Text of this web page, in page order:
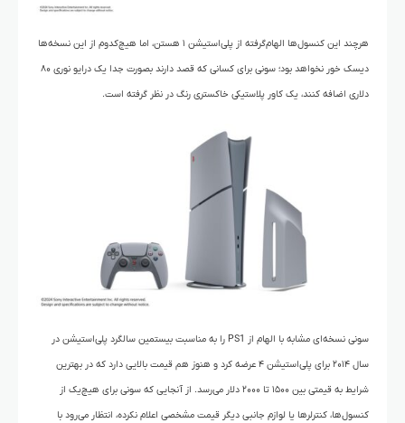
هرچند این کنسول‌ها الهام‌گرفته از پلی‌استیشن ۱ هستن، اما هیچ‌کدوم از این نسخه‌ها
دیسک خور نخواهد بود؛ سونی برای کسانی که قصد دارند بصورت جدا یک درایو نوری ۸۰
دلاری اضافه کنند، یک کاور پلاستیکی خاکستری رنگ در نظر گرفته است.
سونی نسخه‌ای مشابه با الهام از PS1 را به مناسبت بیستمین سالگرد پلی‌استیشن در
سال ۲۰۱۴ برای پلی‌استیشن ۴ عرضه کرد و هنوز هم قیمت بالایی دارد که در بهترین
شرایط به قیمتی بین ۱۵۰۰ تا ۲۰۰۰ دلار می‌رسد. از آنجایی که سونی برای هیچ‌یک از
کنسول‌ها، کنترلرها یا لوازم جانبی دیگر قیمت مشخصی اعلام نکرده، انتظار می‌رود با